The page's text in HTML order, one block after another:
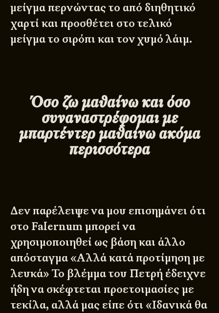
μείγμα περνώντας το από διηθητικό
χαρτί και προσθέτει στο τελικό
μείγμα το σιρόπι και τον χυμό λάιμ.
Όσο ζω μαθαίνω και όσο
συναναστρέφομαι με
μπαρτέντερ μαθαίνω ακόμα
περισσότερα
Δεν παρέλειψε να μου επισημάνει ότι
στο Falernum μπορεί να
χρησιμοποιηθεί ως βάση και άλλο
απόσταγμα «Αλλά κατά προτίμηση με
λευκά» Το βλέμμα του Πετρή έδειχνε
ήδη να σκέφτεται προετοιμασίες με
τεκίλα, αλλά μας είπε ότι «Ιδανικά θα